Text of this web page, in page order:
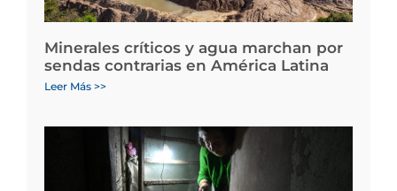
Minerales críticos y agua marchan por
sendas contrarias en América Latina
Leer Más >>